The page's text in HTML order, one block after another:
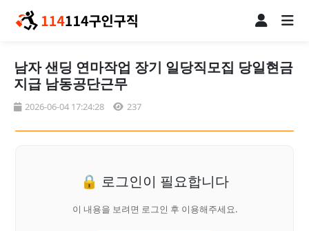
남자 샌딩 연마작업 장기 일당직모집 당일현금
지급 남동공단근무
2026-06-04 17:24:28 237
🔒 로그인이 필요합니다
이 내용을 보려면 로그인 후 이용해주세요.